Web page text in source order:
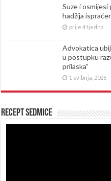
Suze i
hadžija
prije 4 tjedna
Advokatica
u postupku
prilaska”
1 svibnja, 2026
Recept sedmice